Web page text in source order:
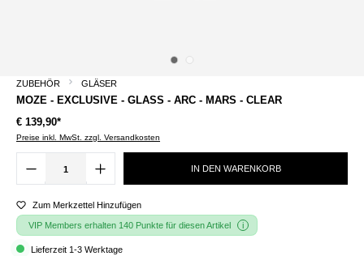
ZUBEHÖR GLÄSER
MOZE - EXCLUSIVE - GLASS - ARC - MARS - CLEAR
€ 139,90*
Preise inkl. MwSt. zzgl. Versandkosten
IN DEN WARENKORB
Zum Merkzettel Hinzufügen
VIP Members erhalten 140 Punkte für diesen Artikel
Lieferzeit 1-3 Werktage